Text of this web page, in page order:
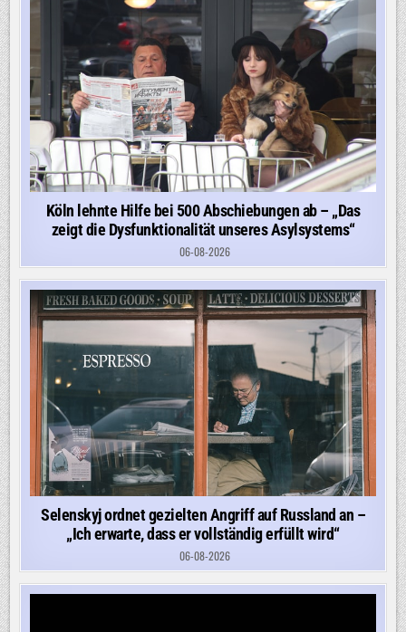
Köln lehnte Hilfe bei 500 Abschiebungen ab – „Das
zeigt die Dysfunktionalität unseres Asylsystems“
06-08-2026
Selenskyj ordnet gezielten Angriff auf Russland an –
„Ich erwarte, dass er vollständig erfüllt wird“
06-08-2026